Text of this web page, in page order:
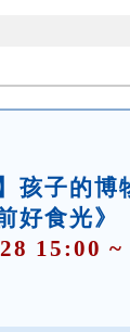
孩子的
好食光》
15:00 ~